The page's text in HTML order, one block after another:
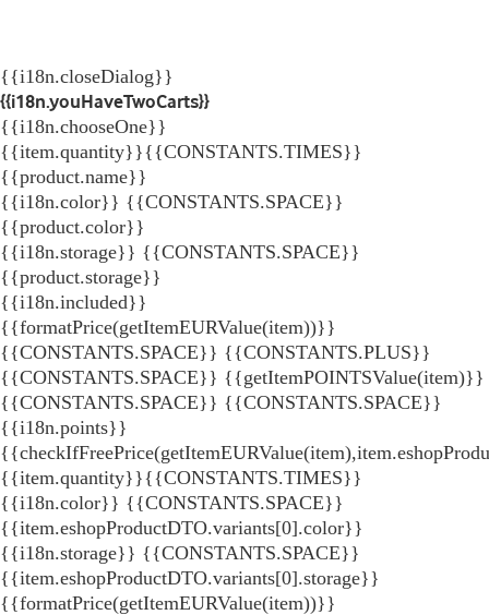
{{i18n.closeDialog}}
{{i18n.youHaveTwoCarts}}
{{i18n.chooseOne}}
{{item.quantity}}{{CONSTANTS.TIMES}}
{{product.name}}
{{i18n.color}} {{CONSTANTS.SPACE}}
{{product.color}}
{{i18n.storage}} {{CONSTANTS.SPACE}}
{{product.storage}}
{{i18n.included}}
{{formatPrice(getItemEURValue(item))}}
{{CONSTANTS.SPACE}} {{CONSTANTS.PLUS}}
{{CONSTANTS.SPACE}} {{getItemPOINTSValue(item)}}
{{CONSTANTS.SPACE}} {{CONSTANTS.SPACE}}
{{i18n.points}}
{{item.quantity}}{{CONSTANTS.TIMES}}
{{i18n.color}} {{CONSTANTS.SPACE}}
{{item.eshopProductDTO.variants[0].color}}
{{i18n.storage}} {{CONSTANTS.SPACE}}
{{item.eshopProductDTO.variants[0].storage}}
{{formatPrice(getItemEURValue(item))}}